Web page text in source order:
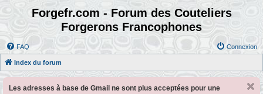
Forgefr.com - Forum des Couteliers
Forgerons Francophones
FAQ Connexion
Index du forum
Les adresses à base de Gmail ne sont plus acceptées pour une